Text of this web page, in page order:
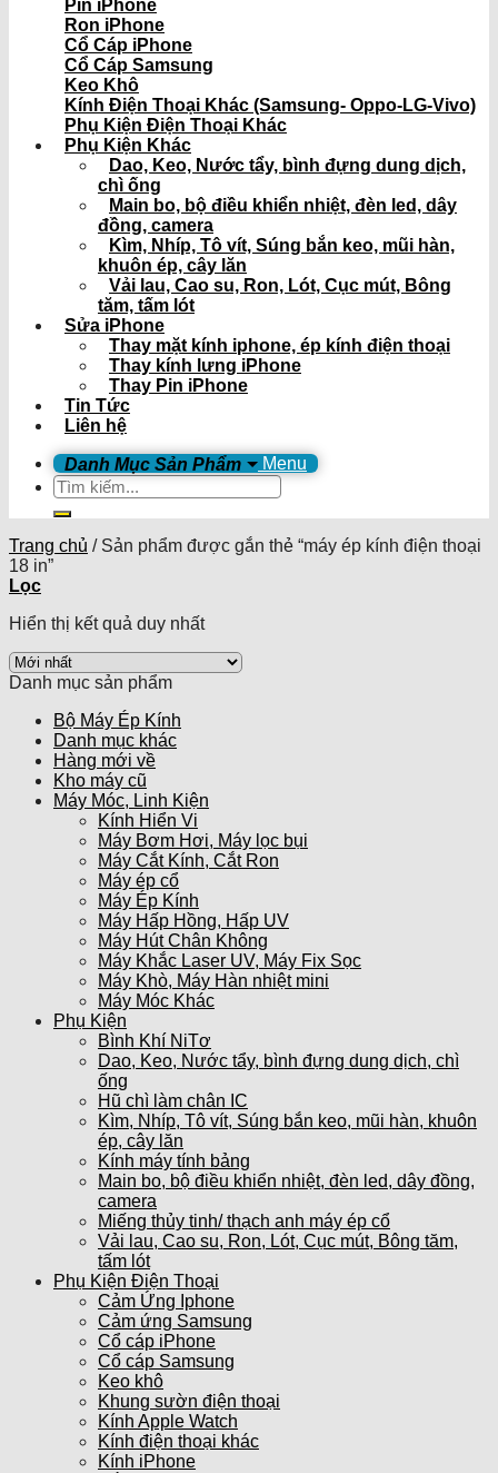
Pin iPhone
Ron iPhone
Cổ Cáp iPhone
Cổ Cáp Samsung
Keo Khô
Kính Điện Thoại Khác (Samsung- Oppo-LG-Vivo)
Phụ Kiện Điện Thoại Khác
Phụ Kiện Khác
Dao, Keo, Nước tẩy, bình đựng dung dịch,
chì ống
Main bo, bộ điều khiển nhiệt, đèn led, dây
đồng, camera
Kìm, Nhíp, Tô vít, Súng bắn keo, mũi hàn,
khuôn ép, cây lăn
Vải lau, Cao su, Ron, Lót, Cục mút, Bông
tăm, tấm lót
Sửa iPhone
Thay mặt kính iphone, ép kính điện thoại
Thay kính lưng iPhone
Thay Pin iPhone
Tin Tức
Liên hệ
Menu
Tìm
kiếm:
Trang chủ /Sản phẩm được gắn thẻ “máy ép kính điện thoại
18 in”
Lọc
Hiển thị kết quả duy nhất
Danh mục sản phẩm
Bộ Máy Ép Kính
Danh mục khác
Hàng mới về
Kho máy cũ
Máy Móc, Linh Kiện
Kính Hiển Vi
Máy Bơm Hơi, Máy lọc bụi
Máy Cắt Kính, Cắt Ron
Máy ép cổ
Máy Ép Kính
Máy Hấp Hồng, Hấp UV
Máy Hút Chân Không
Máy Khắc Laser UV, Máy Fix Sọc
Máy Khò, Máy Hàn nhiệt mini
Máy Móc Khác
Phụ Kiện
Bình Khí NiTơ
Dao, Keo, Nước tẩy, bình đựng dung dịch, chì
ống
Hũ chì làm chân IC
Kìm, Nhíp, Tô vít, Súng bắn keo, mũi hàn, khuôn
ép, cây lăn
Kính máy tính bảng
Main bo, bộ điều khiển nhiệt, đèn led, dây đồng,
camera
Miếng thủy tinh/ thạch anh máy ép cổ
Vải lau, Cao su, Ron, Lót, Cục mút, Bông tăm,
tấm lót
Phụ Kiện Điện Thoại
Cảm Ứng Iphone
Cảm ứng Samsung
Cổ cáp iPhone
Cổ cáp Samsung
Keo khô
Khung sườn điện thoại
Kính Apple Watch
Kính điện thoại khác
Kính iPhone